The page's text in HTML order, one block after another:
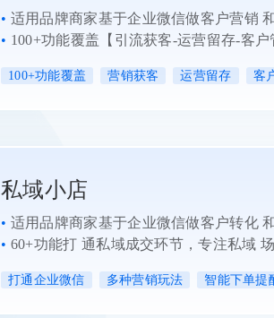
• 适用品牌商家基于企业微信做客户营销
• 100+功能覆盖【引流获客-运营留存-客
100+功能覆盖 营销获客 运营留存 客
私域小店
• 适用品牌商家基于企业微信做客户转化
• 60+功能打 通私域成交环节，专注私域
打通企业微信 多种营销玩法 智能下单提